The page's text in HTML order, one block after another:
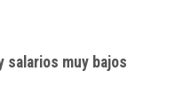
salarios muy bajos